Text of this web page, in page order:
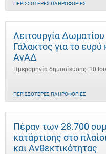
ΠΕΡΙΣΣΌΤΕΡΕΣ ΠΛΗΡΟΦΟΡΊΕΣ
Λειτουργία
Γάλακτος για το ευρύ
ΑνΑΔ
Ημερομηνία δημοσίευσης: 10
ΠΕΡΙΣΣΌΤΕΡΕΣ ΠΛΗΡΟΦΟΡΊΕΣ
Πέραν των 28.700
κατάρτισης στο
και Ανθεκτικότητας